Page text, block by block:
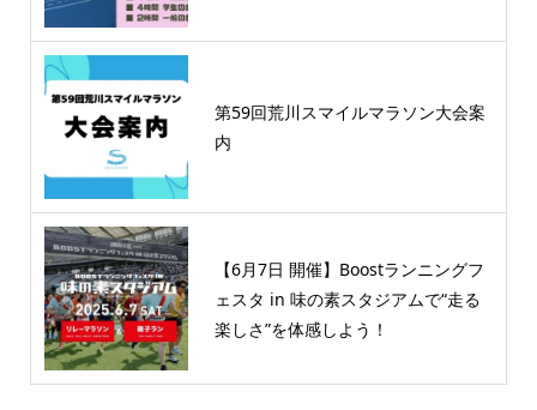
第59回荒川スマイルマラソン大会案
内
【6月7日 開催】Boostランニングフ
ェスタ in 味の素スタジアムで“走る
楽しさ”を体感しよう！